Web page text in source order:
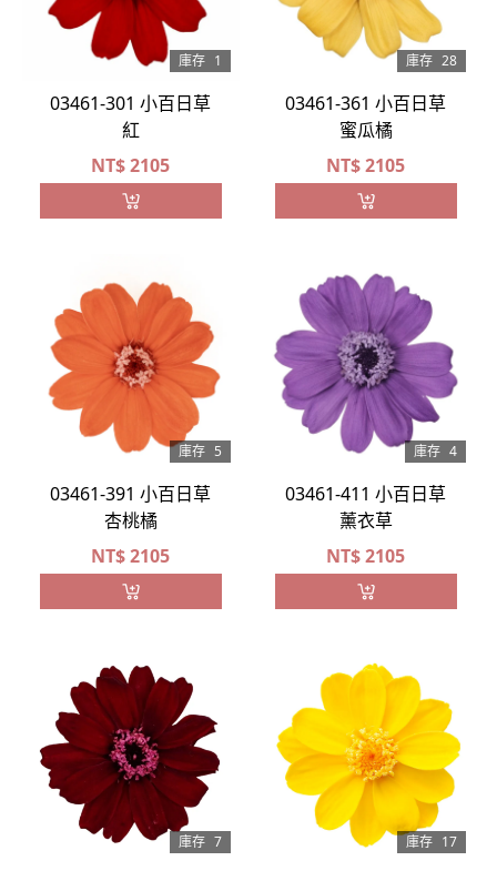
庫存 1
03461-301 小百日草
紅
NT$2105
庫存 28
03461-361 小百日草
蜜瓜橘
NT$2105
庫存 5
03461-391 小百日草
杏桃橘
NT$2105
庫存 4
03461-411 小百日草
薰衣草
NT$2105
庫存 7 庫存 17